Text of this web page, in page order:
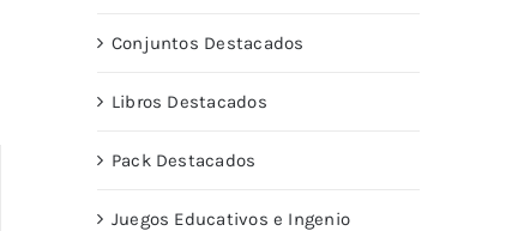
Conjuntos Destacados
Libros Destacados
Pack Destacados
Juegos Educativos e Ingenio